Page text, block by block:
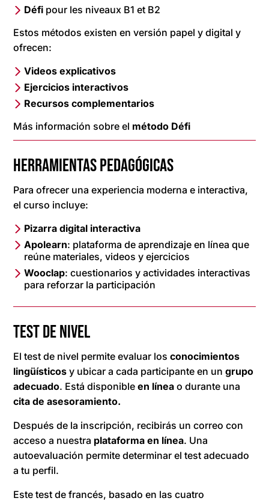
Défi pour les niveaux B1 et B2
Estos métodos existen en versión papel y digital y
ofrecen:
Videos explicativos
Ejercicios interactivos
Recursos complementarios
Más información sobre el método Défi
HERRAMIENTAS PEDAGÓGICAS
Para ofrecer una experiencia moderna e interactiva,
el curso incluye:
Pizarra digital interactiva
Apolearn: plataforma de aprendizaje en línea que
reúne materiales, videos y ejercicios
Wooclap: cuestionarios y actividades interactivas
para reforzar la participación
TEST DE NIVEL
El test de nivel permite evaluar losconocimientos
lingüísticos y ubicar a cada participante en ungrupo
adecuado. Está disponibleen líneao durante una
cita de asesoramiento.
Después de la inscripción, recibirás un correo con
acceso a nuestra plataforma en línea. Una
autoevaluación permite determinar el test adecuado
a tu perfil.
Este test de francés, basado en las cuatro